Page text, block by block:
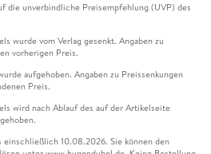
die unverbindliche Preisempfehlung (UVP) des
wurde vom Verlag gesenkt. Angaben zu
vorherigen Preis.
aufgehoben. Angaben zu Preissenkungen
Preis.
wird nach Ablauf des auf der Artikelseite
einschließlich 10.08.2026. Sie können den